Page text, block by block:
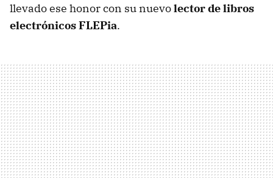
llevado ese honor con su nuevolector de libros
electrónicos FLEPia.